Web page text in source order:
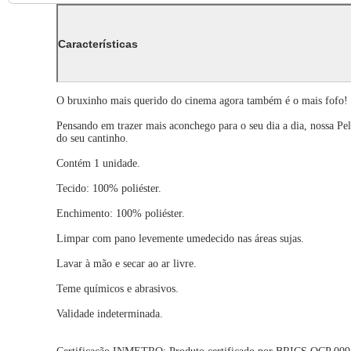
Características
O bruxinho mais querido do cinema agora também é o mais fofo!
Pensando em trazer mais aconchego para o seu dia a dia, nossa
do seu cantinho.
Contém 1 unidade.
Tecido: 100% poliéster.
Enchimento: 100% poliéster.
Limpar com pano levemente umedecido nas áreas sujas.
Lavar à mão e secar ao ar livre.
Teme químicos e abrasivos.
Validade indeterminada.